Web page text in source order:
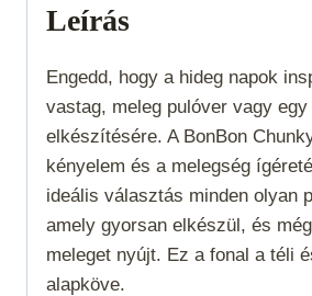
Leírás
Engedd, hogy a hideg napok
vastag, meleg pulóver vagy
elkészítésére. A BonBon
kényelem és a melegség
ideális választás minden olyan
amely gyorsan elkészül, és
meleget nyújt. Ez a fonal a téli
alapköve.